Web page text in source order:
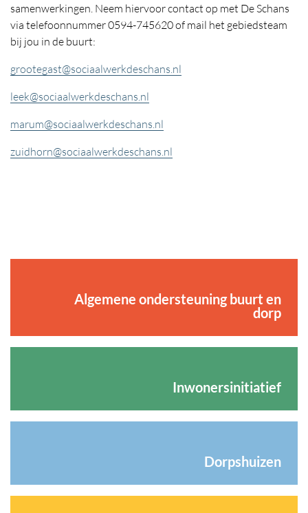
samenwerkingen. Neem hiervoor contact op met De Schans
via telefoonnummer 0594-745620 of mail het gebiedsteam
bij jou in de buurt:
grootegast@sociaalwerkdeschans.nl
leek@sociaalwerkdeschans.nl
marum@sociaalwerkdeschans.nl
zuidhorn@sociaalwerkdeschans.nl
Algemene ondersteuning buurt en
dorp
Inwonersinitiatief
Dorpshuizen